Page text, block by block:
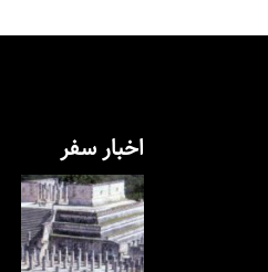
اخبار سفر